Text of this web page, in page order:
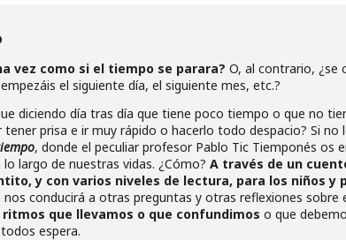
vez como si el tiempo se parara? O, al contrario, ¿se
el siguiente día, el siguiente mes, etc.?
diciendo día tras día que tiene poco tiempo o que no
tener prisa e ir muy rápido o hacerlo todo despacio? Si no
, donde el peculiar profesor Pablo Tic Tiemponés os
largo de nuestras vidas. ¿Cómo? A través de un
y con varios niveles de lectura, para los niños y
conducirá a otras preguntas y otras reflexiones sobre
que llevamos o que confundimos o que
espera.